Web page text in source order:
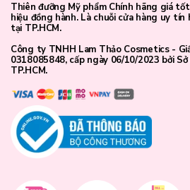
Thiên đưỡng Mỹ phẩm Chính hãng giá
hiệu đồng hành. Là chuỗi cửa hàng uy
tại TP.HCM.
Công ty TNHH Lam Thảo Cosmetics -
0318085848, cấp ngày 06/10/2023 bởi
TP.HCM.